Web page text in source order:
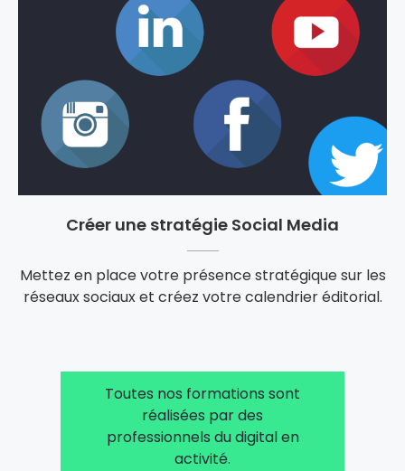
Créer une stratégie Social Media
Mettez en place votre présence stratégique sur les
réseaux sociaux et créez votre calendrier éditorial.
Toutes nos formations sont
réalisées par des
professionnels du digital en
activité.